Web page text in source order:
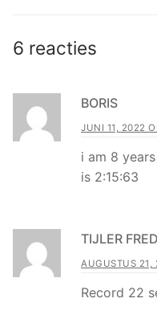
6 reacties
BORIS
JUNI 11, 2022
i am 8
is 2:15:63
TIJLER
AUGUSTUS
Record 22